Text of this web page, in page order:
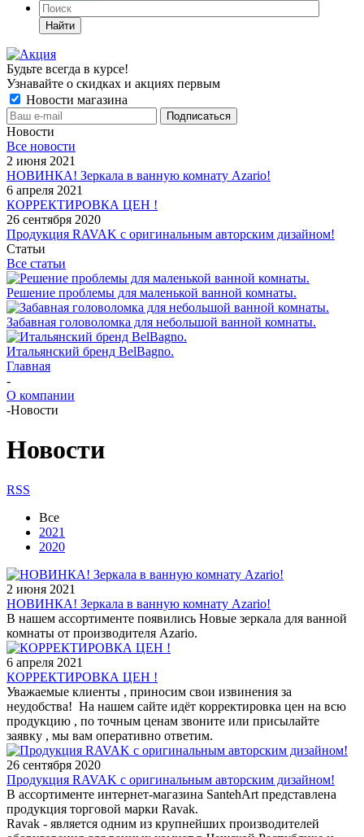
Найти
Будьте всегда в курсе!
Узнавайте о скидках и акциях первым
Новости магазина
Новости
Все новости
2 июня 2021
НОВИНКА! Зеркала в ванную комнату Azario!
6 апреля 2021
КОРРЕКТИРОВКА ЦЕН !
26 сентября 2020
Продукция RAVAK с оригинальным авторским дизайном!
Статьи
Все статьи
Решение проблемы для маленькой ванной комнаты.
Забавная головоломка для небольшой ванной комнаты.
Итальянский бренд BelBagno.
Главная
-
О компании
-Новости
Новости
RSS
Все
2021
2020
2 июня 2021
НОВИНКА! Зеркала в ванную комнату Azario!
В нашем ассортименте появились Новые зеркала для ванной
комнаты от производителя Azario.
6 апреля 2021
КОРРЕКТИРОВКА ЦЕН !
Уважаемые клиенты , приносим свои извинения за
неудобства! На нашем сайте идёт корректировка цен на всю
продукцию , по точным ценам звоните или присылайте
заявку , мы вам оперативно ответим.
26 сентября 2020
Продукция RAVAK с оригинальным авторским дизайном!
В ассортименте интернет-магазина SantehArt представлена
продукция торговой марки Ravak.
Ravak - является одним из крупнейших производителей